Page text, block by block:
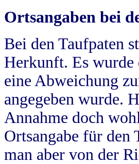
Ortsangaben bei
Bei den Taufpaten
Herkunft. Es wurde
eine Abweichung
angegeben wurde.
Annahme doch
Ortsangabe für den
man aber von der